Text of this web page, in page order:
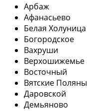
Арбаж
Афанасьево
Белая Холуница
Богородское
Вахруши
Верхошижемье
Восточный
Вятские Поляны
Даровской
Демьяново